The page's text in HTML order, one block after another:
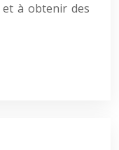
à obtenir des